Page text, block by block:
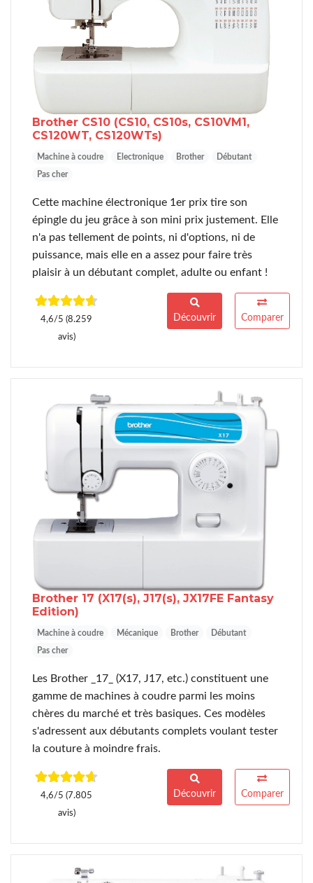
Brother CS10 (CS10, CS10s, CS10VM1,
CS120WT, CS120WTs)
Machine à coudre Electronique Brother Débutant
Pas cher
Cette machine électronique 1er prix tire son
épingle du jeu grâce à son mini prix justement. Elle
n'a pas tellement de points, ni d'options, ni de
puissance, mais elle en a assez pour faire très
plaisir à un débutant complet, adulte ou enfant !
4,6/5 (8.259
avis)
Découvrir Comparer
Brother 17 (X17(s), J17(s), JX17FE Fantasy
Edition)
Machine à coudre Mécanique Brother Débutant
Pas cher
Les Brother _17_ (X17, J17, etc.) constituent une
gamme de machines à coudre parmi les moins
chères du marché et très basiques. Ces modèles
s'adressent aux débutants complets voulant tester
la couture à moindre frais.
4,6/5 (7.805
avis)
Découvrir Comparer